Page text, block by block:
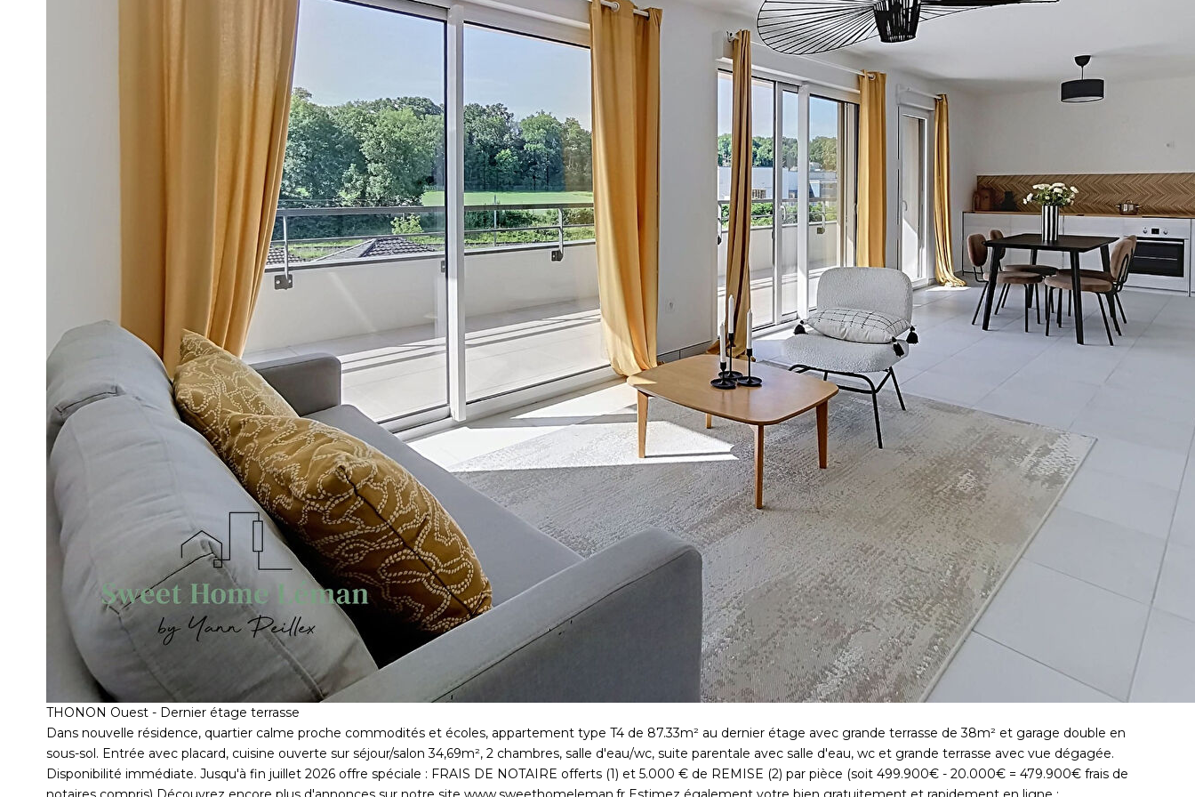
THONON Ouest - Dernier étage terrasse
Dans nouvelle résidence, quartier calme proche commodités et écoles, appartement type T4 de 87.33m² au dernier étage avec grande terrasse de 38m² et garage double en
sous-sol. Entrée avec placard, cuisine ouverte sur séjour/salon 34,69m², 2 chambres, salle d'eau/wc, suite parentale avec salle d'eau, wc et grande terrasse avec vue dégagée.
Disponibilité immédiate. Jusqu'à fin juillet 2026 offre spéciale : FRAIS DE NOTAIRE offerts (1) et 5.000 € de REMISE (2) par pièce (soit 499.900€ - 20.000€ = 479.900€ frais de